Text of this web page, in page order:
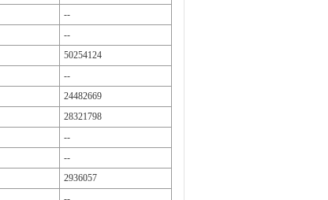
--
--
50254124
--
24482669
28321798
--
--
2936057